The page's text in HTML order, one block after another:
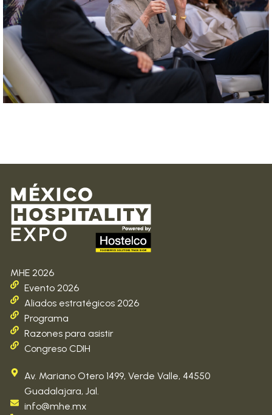
MHE 2026
Evento 2026
Aliados estratégicos 2026
Programa
Razones para asistir
Congreso CDIH
Av. Mariano Otero 1499, Verde Valle, 44550
Guadalajara, Jal.
info@mhe.mx